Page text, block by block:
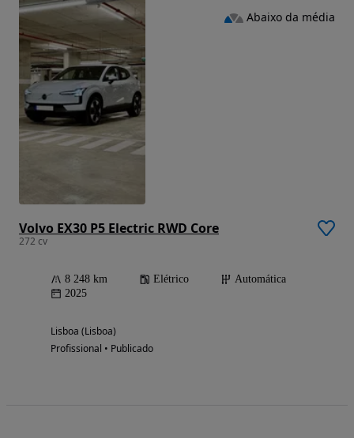
Volvo EX30 P5 Electric RWD Core
272 cv
8 248 km Elétrico
Automática
2025
Lisboa (Lisboa)
Profissional • Publicado
Abaixo da média